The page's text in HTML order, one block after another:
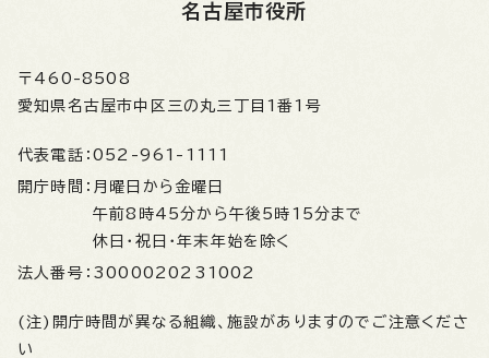
名古屋市役所
〒460-8508
愛知県名古屋市中区三の丸三丁目1番1号
代表電話： 052-961-1111
開庁時間： 月曜日から金曜日
午前8時45分から午後5時15分まで
休日・祝日・年末年始を除く
法人番号： 3000020231002
(注)開庁時間が異なる組織、施設がありますのでご注意くださ
い